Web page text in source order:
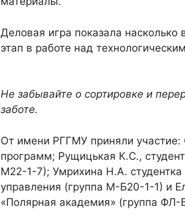
Деловая игра показала
этап в работе над
Не забывайте о сортировке и
заботе.
От имени РГГМУ приняли
программ; Рущицькая К.С.,
М22-1-7); Умрихина Н.А. студентка
управления (группа М-Б20-1-1) и
«Полярная академия» (группа ФЛ-